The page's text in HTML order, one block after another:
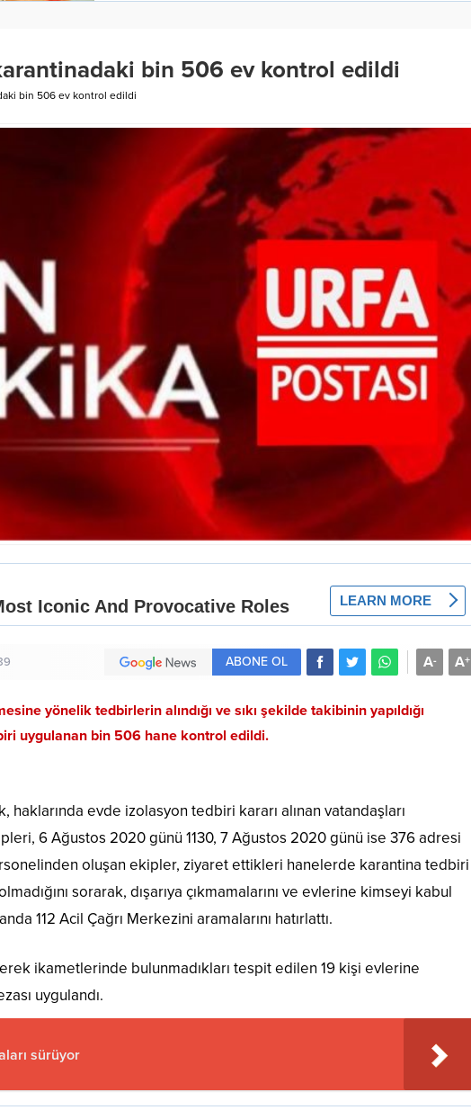
bin 506 ev kontrol edildi
bin 506 ev kontrol edildi
A+
A-
ABONE OL
yönelik tedbirlerin alındığı ve sıkı şekilde takibinin yapıldığı
uygulanan bin 506 hane kontrol edildi.
evde izolasyon tedbiri kararı alınan vatandaşları
6 Ağustos 2020 günü 1130, 7 Ağustos 2020 günü ise 376 adresi
oluşan ekipler, ziyaret ettikleri hanelerde karantina tedbiri
sorarak, dışarıya çıkmamalarını ve evlerine kimseyi kabul
112 Acil Çağrı Merkezini aramalarını hatırlattı.
ikametlerinde bulunmadıkları tespit edilen 19 kişi evlerine
uygulandı.
sürüyor